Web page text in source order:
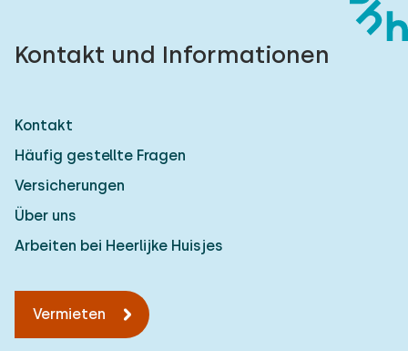
Kontakt und Informationen
Kontakt
Häufig gestellte Fragen
Versicherungen
Über uns
Arbeiten bei Heerlijke Huisjes
Vermieten